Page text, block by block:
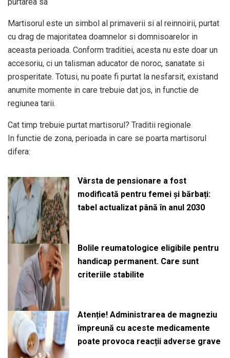
Martisorul este un simbol al primaverii si al reinnoirii, purtat
cu drag de majoritatea doamnelor si domnisoarelor in
aceasta perioada. Conform traditiei, acesta nu este doar un
accesoriu, ci un talisman aducator de noroc, sanatate si
prosperitate. Totusi, nu poate fi purtat la nesfarsit, existand
anumite momente in care trebuie dat jos, in functie de
regiunea tarii.
Cat timp trebuie purtat martisorul? Traditii regionale
In functie de zona, perioada in care se poarta martisorul
difera:
Vârsta de pensionare a fost
modificată pentru femei și bărbați:
tabel actualizat până în anul 2030
Bolile reumatologice eligibile pentru
handicap permanent. Care sunt
criteriile stabilite
Atenție! Administrarea de magneziu
împreună cu aceste medicamente
poate provoca reacții adverse grave